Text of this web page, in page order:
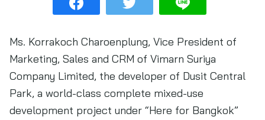
Ms. Korrakoch Charoenplung, Vice President of
Marketing, Sales and CRM of Vimarn Suriya
Company Limited, the developer of Dusit Central
Park, a world-class complete mixed-use
development project under “Here for Bangkok”